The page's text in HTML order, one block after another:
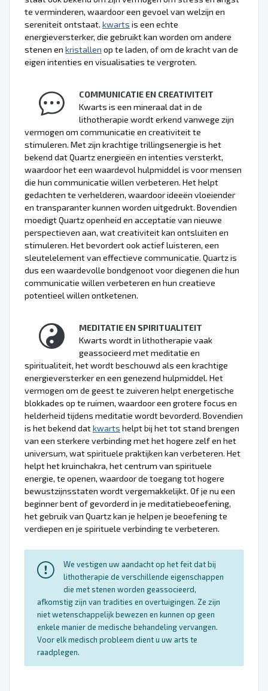
te verminderen, waardoor een gevoel van welzijn en
sereniteit ontstaat. kwarts is een echte
energieversterker, die gebruikt kan worden om andere
stenen en kristallen op te laden, of om de kracht van de
eigen intenties en visualisaties te vergroten.
COMMUNICATIE EN CREATIVITEIT
Kwarts is een mineraal dat in de
lithotherapie wordt erkend vanwege zijn
vermogen om communicatie en creativiteit te
stimuleren. Met zijn krachtige trillingsenergie is het
bekend dat Quartz energieën en intenties versterkt,
waardoor het een waardevol hulpmiddel is voor mensen
die hun communicatie willen verbeteren. Het helpt
gedachten te verhelderen, waardoor ideeën vloeiender
en transparanter kunnen worden uitgedrukt. Bovendien
moedigt Quartz openheid en acceptatie van nieuwe
perspectieven aan, wat creativiteit kan ontsluiten en
stimuleren. Het bevordert ook actief luisteren, een
sleutelelement van effectieve communicatie. Quartz is
dus een waardevolle bondgenoot voor diegenen die hun
communicatie willen verbeteren en hun creatieve
potentieel willen ontketenen.
MEDITATIE EN SPIRITUALITEIT
Kwarts wordt in lithotherapie vaak
geassocieerd met meditatie en
spiritualiteit, het wordt beschouwd als een krachtige
energieversterker en een genezend hulpmiddel. Het
vermogen om de geest te zuiveren helpt energetische
blokkades op te ruimen, waardoor een grotere focus en
helderheid tijdens meditatie wordt bevorderd. Bovendien
is het bekend datkwarts helpt bij het tot stand brengen
van een sterkere verbinding met het hogere zelf en het
universum, wat spirituele praktijken kan verbeteren. Het
helpt het kruinchakra, het centrum van spirituele
energie, te openen, waardoor de toegang tot hogere
bewustzijnsstaten wordt vergemakkelijkt. Of je nu een
beginner bent of gevorderd in je meditatiebeoefening,
het gebruik van Quartz kan je helpen je beoefening te
verdiepen en je spirituele verbinding te verbeteren.
We vestigen uw aandacht op het feit dat bij
lithotherapie de verschillende eigenschappen
die met stenen worden geassocieerd,
afkomstig zijn van tradities en overtuigingen. Ze zijn
niet wetenschappelijk bewezen en kunnen op geen
enkele manier de medische behandeling vervangen.
Voor elk medisch probleem dient u uw arts te
raadplegen.